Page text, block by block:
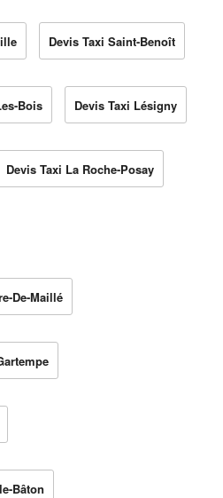
Devis Taxi Saint-Benoît
Bois Devis Taxi Lésigny
Devis Taxi La Roche-Posay
De-Maillé
Bâton